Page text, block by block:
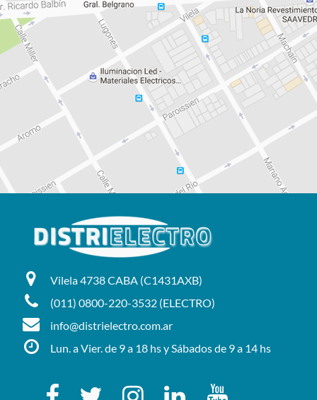
Vilela 4738 CABA (C1431AXB)
(011) 0800-220-3532 (ELECTRO)
info@distrielectro.com.ar
Lun. a Vier. de 9 a 18 hs y Sábados de 9 a 14 hs